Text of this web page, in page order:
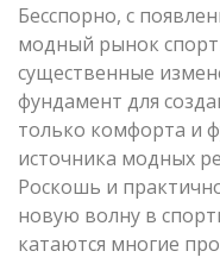
Бесспорно, с
модный рынок
существенные
фундамент для
только комфорта и
источника модных
Роскошь и
новую волну в
катаются многие